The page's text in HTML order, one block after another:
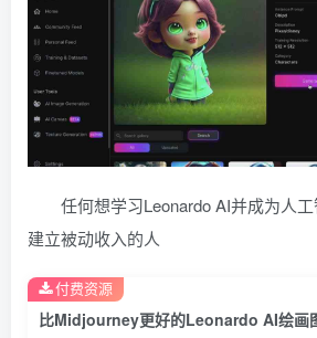
任何想学习Leonardo AI并成为人
建立被动收入的人
付费资源